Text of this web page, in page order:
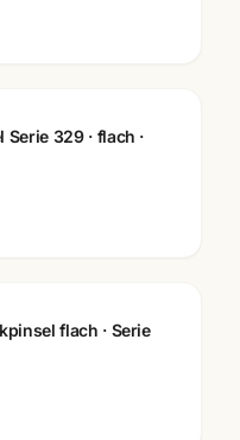
329 · flach ·
flach · Serie